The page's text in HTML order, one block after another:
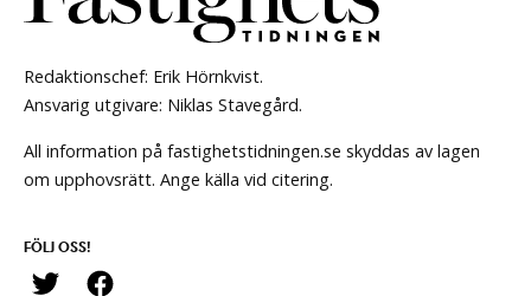
Redaktionschef: Erik Hörnkvist.
Ansvarig utgivare: Niklas Stavegård.
All information på fastighetstidningen.se skyddas av lagen
om upphovsrätt. Ange källa vid citering.
FÖLJ OSS!